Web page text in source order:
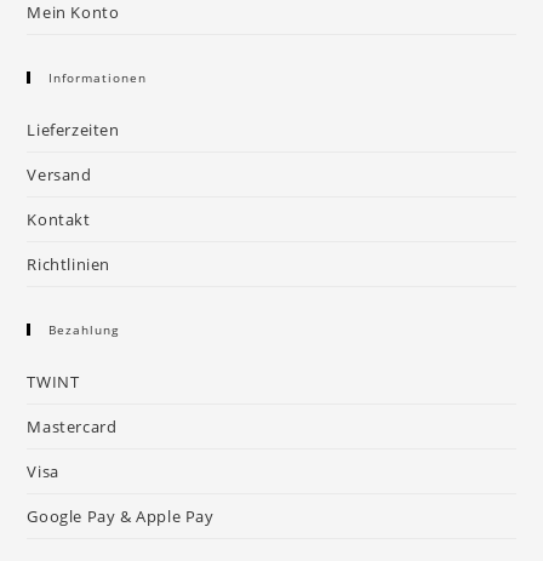
Mein Konto
Informationen
Lieferzeiten
Versand
Kontakt
Richtlinien
Bezahlung
TWINT
Mastercard
Visa
Google Pay & Apple Pay